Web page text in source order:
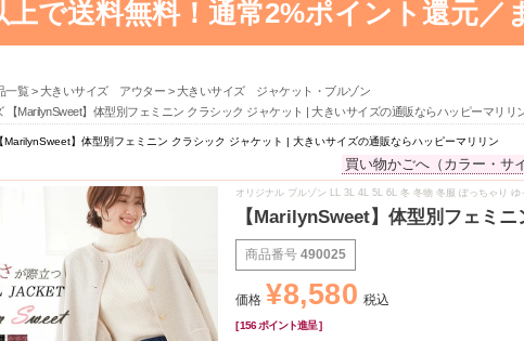
で送料無料！ 通常2%ポイント還元／
一覧 大きいサイズ アウター
大きいサイズ ジャケット・ブルゾン
【MarilynSweet】体型別フェミニン クラシック ジャケット | 大きいサイズの通販ならハッピーマリリ
MarilynSweet】体型別フェミニン クラシック ジャケット | 大きいサイズの通販ならハッピーマリリン
買い物かごへ（カラー・サ
オリジナル ブルゾン LL 3L 4L 5L 6L 冬 冬物 冬服 ぽっちゃり
【MarilynSweet】体型別フェミ
商品番号 490025
価格 ¥8,580 税込
[156 ポイント進呈 ]